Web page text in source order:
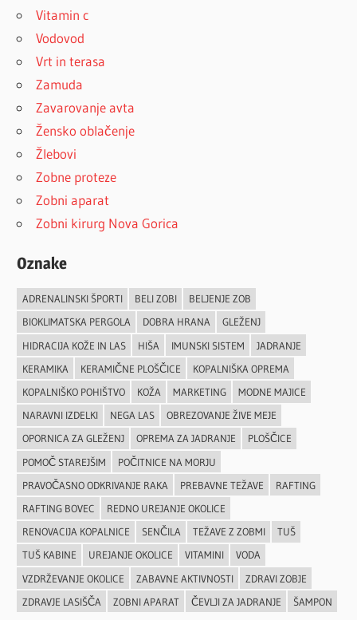
Vitamin c
Vodovod
Vrt in terasa
Zamuda
Zavarovanje avta
Žensko oblačenje
Žlebovi
Zobne proteze
Zobni aparat
Zobni kirurg Nova Gorica
Oznake
ADRENALINSKI ŠPORTI BELI ZOBI
BELJENJE ZOB
BIOKLIMATSKA PERGOLA
DOBRA HRANA
GLEŽENJ
HIDRACIJA KOŽE IN LAS
HIŠA IMUNSKI SISTEM
JADRANJE
KERAMIKA
KERAMIČNE PLOŠČICE
KOPALNIŠKA OPREMA
KOPALNIŠKO POHIŠTVO
KOŽA MARKETING
MODNE MAJICE
NARAVNI IZDELKI
NEGA LAS
OBREZOVANJE ŽIVE MEJE
OPORNICA ZA GLEŽENJ
OPREMA ZA JADRANJE
PLOŠČICE
POMOČ STAREJŠIM
POČITNICE NA MORJU
PRAVOČASNO ODKRIVANJE RAKA
PREBAVNE TEŽAVE
RAFTING
RAFTING BOVEC
REDNO UREJANJE OKOLICE
RENOVACIJA KOPALNICE
SENČILA TEŽAVE Z ZOBMI
TUŠ
TUŠ KABINE
UREJANJE OKOLICE VITAMINI
VODA
VZDRŽEVANJE OKOLICE
ZABAVNE AKTIVNOSTI
ZDRAVI ZOBJE
ZDRAVJE LASIŠČA
ZOBNI APARAT ČEVLJI ZA JADRANJE ŠAMPON